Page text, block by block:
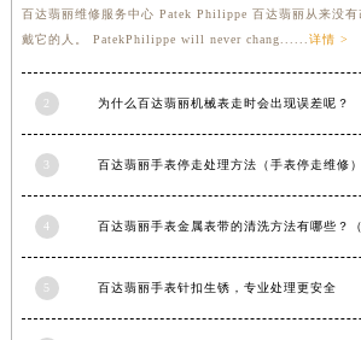
百达翡丽维修服务中心 Patek Philippe 百达翡丽从来没
戴它的人。 PatekPhilippe will never chang......详情 >
2 为什么百达翡丽机械表走时会出现误差呢？
百达翡丽手表停走处理方法（手表停走维修）
4
5 百达翡丽手表针扣生锈，专业处理更安全